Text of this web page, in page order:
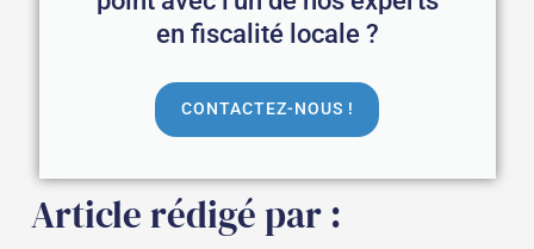
en fiscalité locale ?
CONTACTEZ-NOUS !
Article rédigé par :